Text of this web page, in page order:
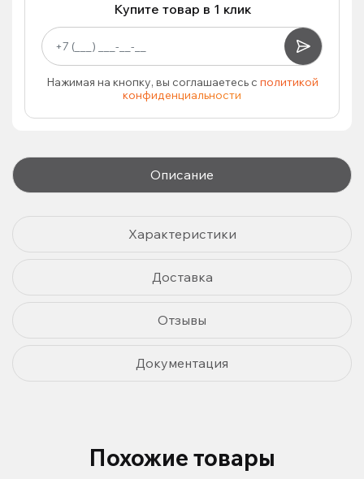
Купите товар в 1 клик
Нажимая на кнопку, вы соглашаетесь с политикой
конфиденциальности
Описание
Характеристики
Доставка
Отзывы
Документация
Похожие товары